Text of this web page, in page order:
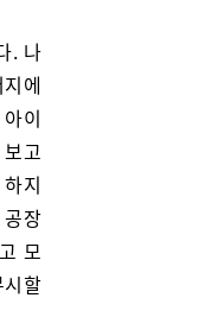
. 나
에
이
고
지
장
모
할